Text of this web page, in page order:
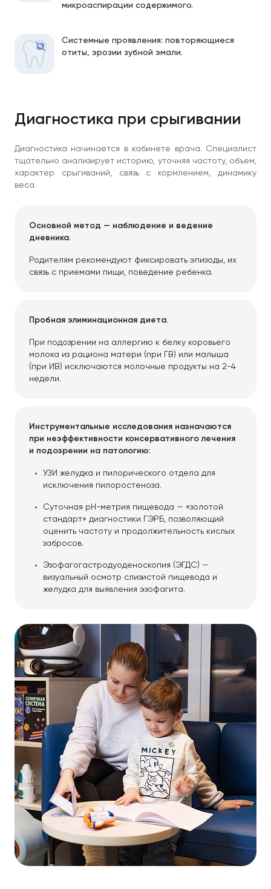
микроаспирации содержимого.
Системные проявления: повторяющиеся
отиты, эрозии зубной эмали.
Диагностика при срыгивании
Диагностика начинается в кабинете врача. Специалист
тщательно анализирует историю, уточняя частоту, объем,
характер срыгиваний, связь с кормлением, динамику
веса.
Основной метод — наблюдение и ведение
дневника.
Родителям рекомендуют фиксировать эпизоды, их
связь с приемами пищи, поведение ребенка.
Пробная элиминационная диета.
При подозрении на аллергию к белку коровьего
молока из рациона матери (при ГВ) или малыша
(при ИВ) исключаются молочные продукты на 2-4
недели.
Инструментальные исследования назначаются
при неэффективности консервативного лечения
и подозрении на патологию:
УЗИ желудка и пилорического отдела для
исключения пилоростеноза.
Суточная pH-метрия пищевода — «золотой
стандарт» диагностики ГЭРБ, позволяющий
оценить частоту и продолжительность кислых
забросов.
Эзофагогастродуоденоскопия (ЭГДС) —
визуальный осмотр слизистой пищевода и
желудка для выявления эзофагита.